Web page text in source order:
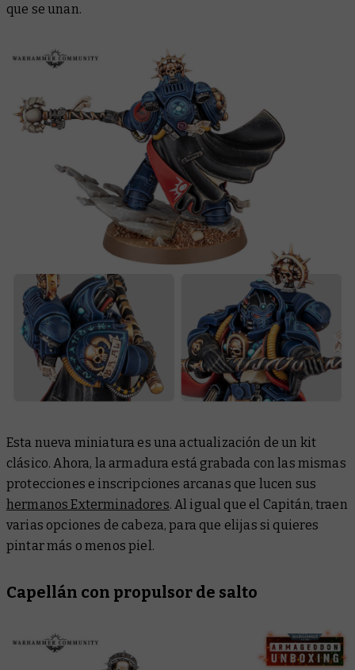
que se unan.
Esta nueva miniatura es una actualización de un kit
clásico. Ahora, la armadura está grabada con las mismas
protecciones e inscripciones arcanas que lucen sus
hermanos Exterminadores. Al igual que el Capitán, traen
varias opciones de cabeza, para que elijas si quieres
pintar más o menos piel.
Capellán con propulsor de salto